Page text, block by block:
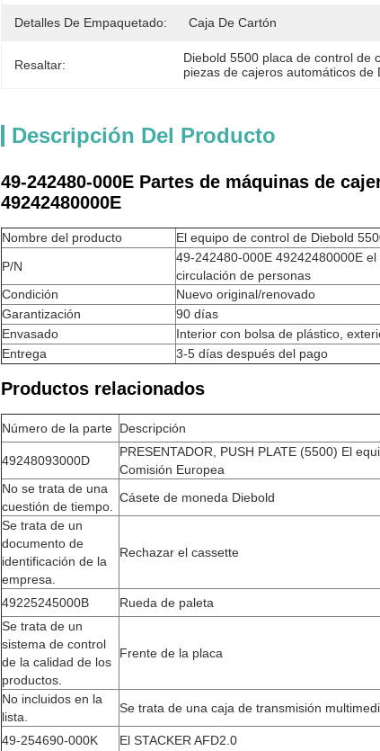
Detalles De Empaquetado: Caja De Cartón
Resaltar: Diebold 5500 placa de control de
piezas de cajeros automáticos de
Descripción Del Producto
49-242480-000E Partes de máquinas de
49242480000E
Nombre del producto
El equipo de control de Diebold
P/N
49-242480-000E 49242480000E
circulación de personas
Condición
Nuevo original/renovado
Garantización
90 días
Envasado
Interior con bolsa de plástico,
Entrega
3-5 días después del pago
Productos relacionados
Número de la parte Descripción
49248093000D
PRESENTADOR, PUSH PLATE (5500) El
Comisión Europea
No se trata de una
cuestión de tiempo.
Cásete de moneda Diebold
Se trata de un
documento de
identificación de la
empresa.
Rechazar el cassette
49225245000B
Rueda de paleta
Se trata de un
sistema de control
de la calidad de los
productos.
Frente de la placa
No incluidos en la
lista.
Se trata de una caja de transmisión
49-254690-000K
El STACKER AFD2.0